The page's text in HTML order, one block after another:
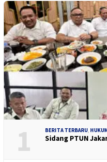
1 BERITA TERBARU,
Sidang PTUN